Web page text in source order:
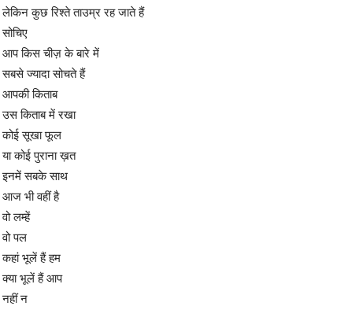
लेकिन कुछ रिश्ते ताउम्र रह जाते हैं
सोचिए
आप किस चीज़ के बारे में
सबसे ज्यादा सोचते हैं
आपकी किताब
उस किताब में रखा
कोई सूखा फूल
या कोई पुराना ख़त
इनमें सबके साथ
आज भी वहीं है
वो लम्हें
वो पल
कहां भूलें हैं हम
क्या भूलें हैं आप
नहीं न